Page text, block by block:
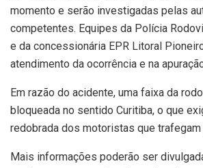
momento e serão investigadas pelas
competentes. Equipes da Polícia
e da concessionária EPR Litoral
atendimento da ocorrência e na
Em razão do acidente, uma faixa da
bloqueada no sentido Curitiba, o que
redobrada dos motoristas que trafegam
Mais informações poderão ser